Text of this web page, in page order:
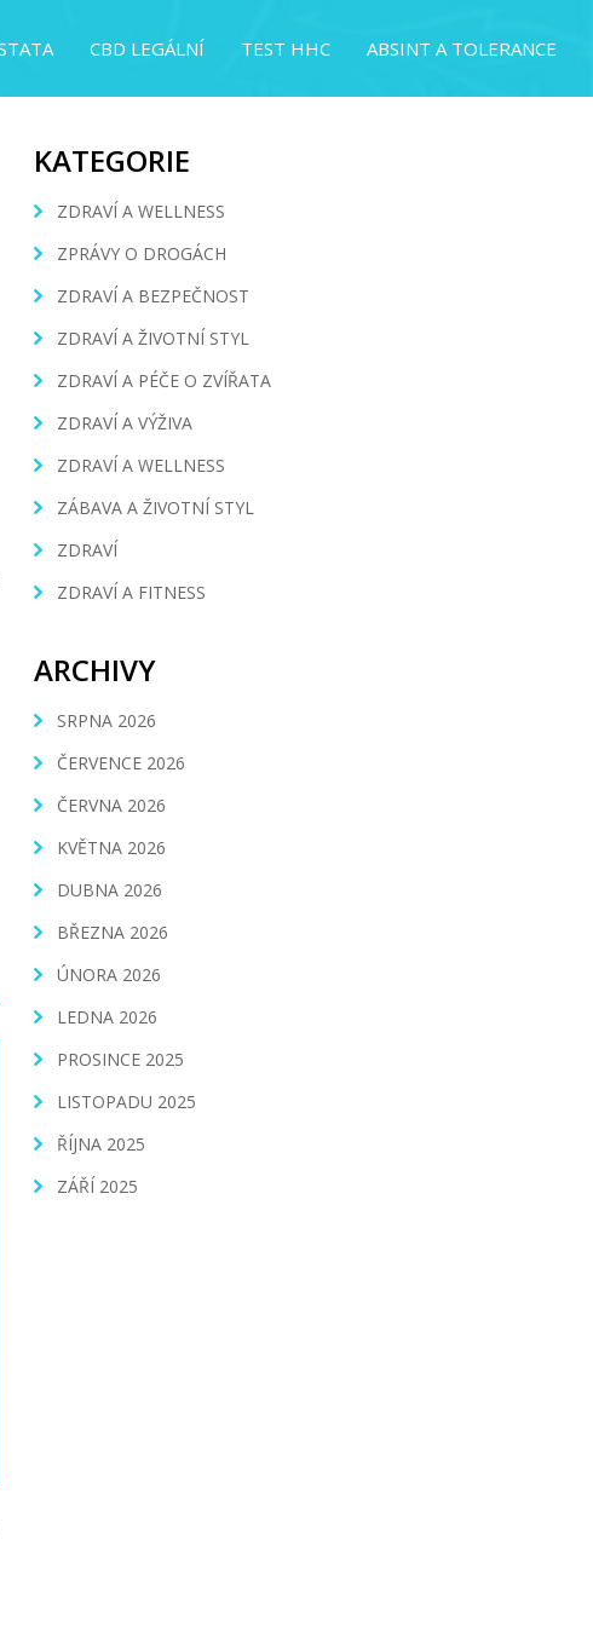
CBD LEGÁLNÍ TEST HHC ABSINT A TOLERANCE
KATEGORIE
ZDRAVÍ A WELLNESS
ZPRÁVY O DROGÁCH
ZDRAVÍ A BEZPEČNOST
ZDRAVÍ A ŽIVOTNÍ STYL
ZDRAVÍ A PÉČE O ZVÍŘATA
ZDRAVÍ A VÝŽIVA
ZDRAVÍ A WELLNESS
ZÁBAVA A ŽIVOTNÍ STYL
ZDRAVÍ
ZDRAVÍ A FITNESS
ARCHIVY
SRPNA 2026
ČERVENCE 2026
ČERVNA 2026
KVĚTNA 2026
DUBNA 2026
BŘEZNA 2026
ÚNORA 2026
LEDNA 2026
PROSINCE 2025
LISTOPADU 2025
ŘÍJNA 2025
ZÁŘÍ 2025